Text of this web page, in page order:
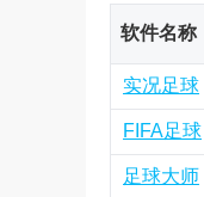
软件名称
实况足球
FIFA足球
足球大师